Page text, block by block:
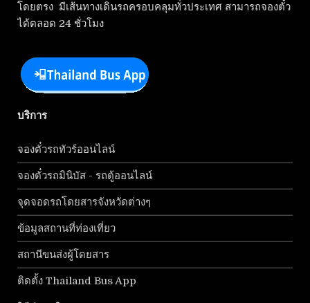
โดยตรง มีเส้นทางเดินรถครอบคลุมทั่วประเทศ สามารถจองตั๋ว
ได้ตลอด 24 ชั่วโมง
บริการ
จองตั๋วรถทัวร์ออนไลน์
จองตั๋วรถมินิบัส - รถตู้ออนไลน์
จุดจอดรถโดยสารจังหวัดต่างๆ
ข้อมูลสถานที่ท่องเที่ยว
สถานีขนส่งผู้โดยสาร
ติดตั้ง Thailand Bus App